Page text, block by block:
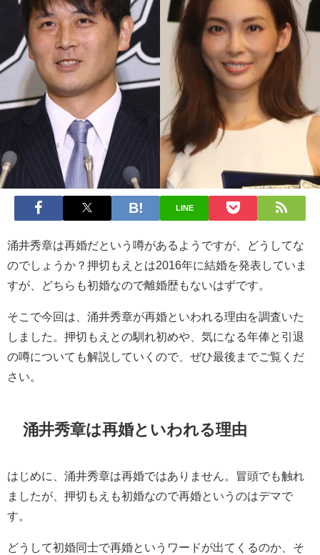
LINE
涌井秀章は再婚だという噂があるようですが、どうしてな
のでしょうか？押切もえとは2016年に結婚を発表していま
すが、どちらも初婚なので離婚歴もないはずです。
そこで今回は、涌井秀章が再婚といわれる理由を調査いた
しました。押切もえとの馴れ初めや、気になる年俸と引退
の噂についても解説していくので、ぜひ最後までご覧くだ
さい。
涌井秀章は再婚といわれる理由
はじめに、涌井秀章は再婚ではありません。冒頭でも触れ
ましたが、押切もえも初婚なので再婚というのはデマで
す。
どうして初婚同士で再婚というワードが出てくるのか、そ